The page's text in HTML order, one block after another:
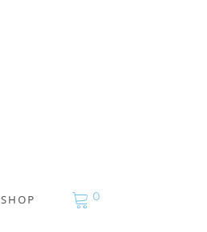
SHOP 0